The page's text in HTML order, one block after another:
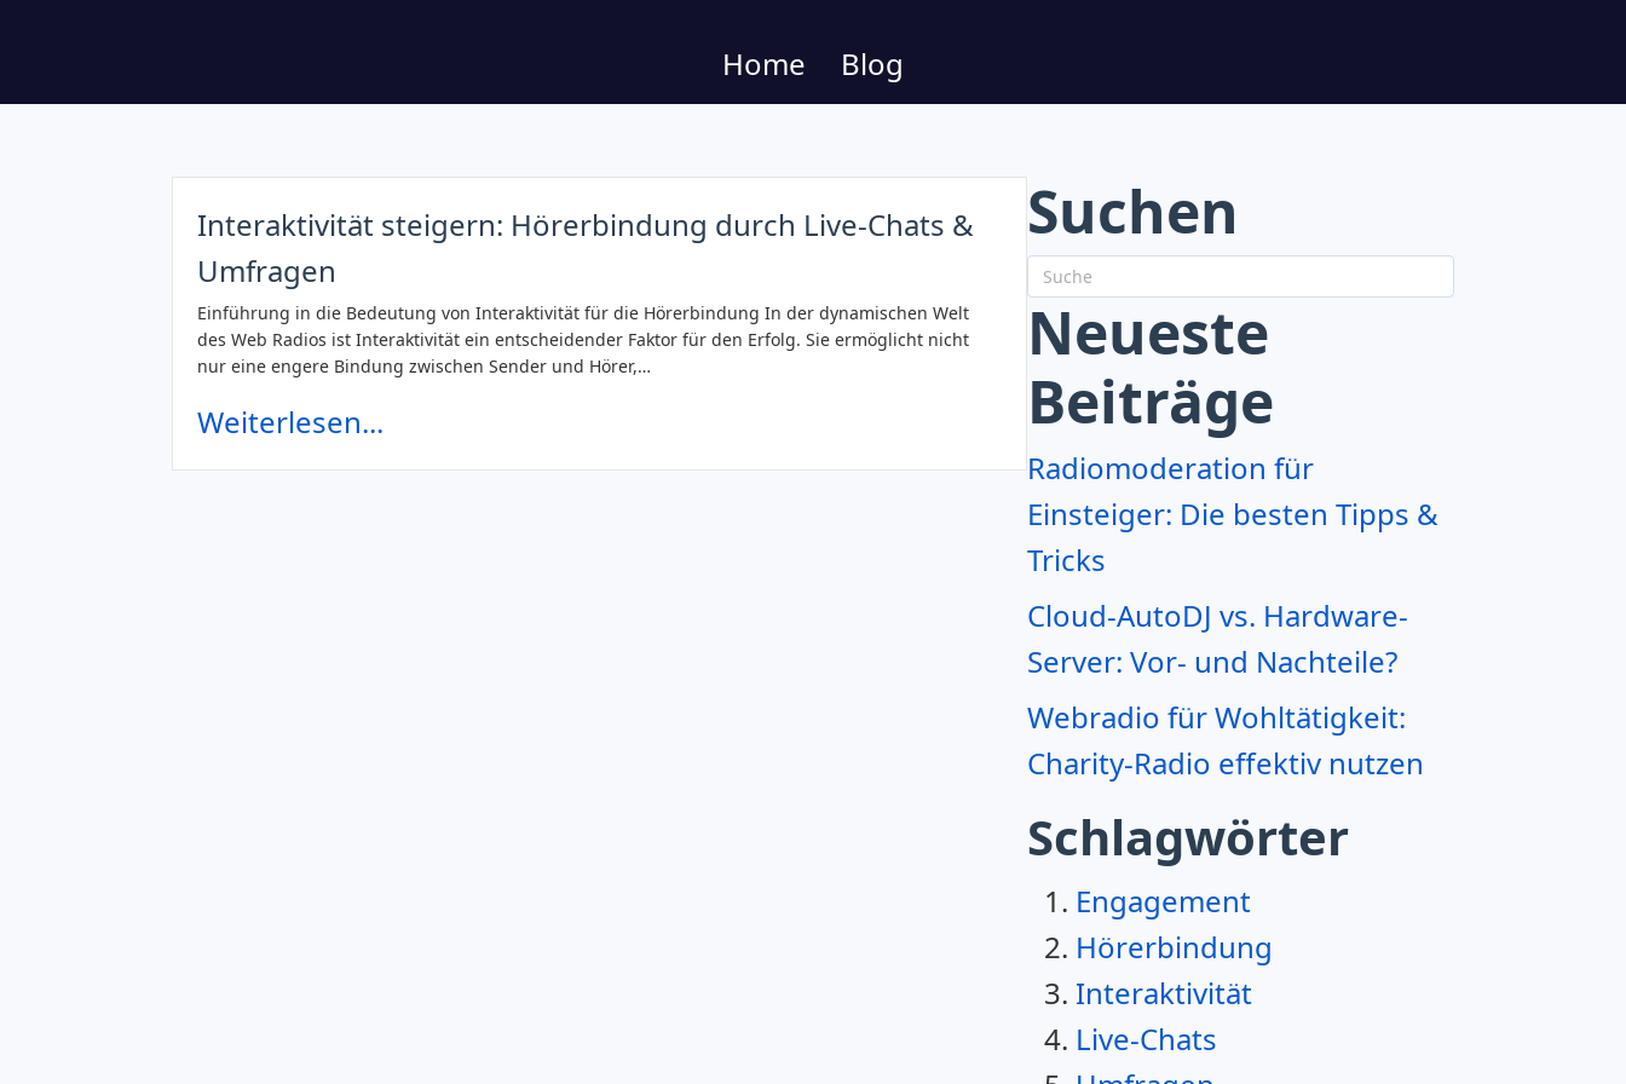
Home Blog
Interaktivität steigern: Hörerbindung durch Live-Chats &
Umfragen
Einführung in die Bedeutung von Interaktivität für die Hörerbindung In der dynamischen Welt
des Web Radios ist Interaktivität ein entscheidender Faktor für den Erfolg. Sie ermöglicht nicht
nur eine engere Bindung zwischen Sender und Hörer,…
Weiterlesen...
Suchen
Neueste
Beiträge
Radiomoderation für
Einsteiger: Die besten Tipps &
Tricks
Cloud-AutoDJ vs. Hardware-
Server: Vor- und Nachteile?
Webradio für Wohltätigkeit:
Charity-Radio effektiv nutzen
Schlagwörter
Engagement
Hörerbindung
Interaktivität
Live-Chats